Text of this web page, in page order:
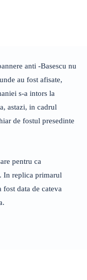
anti -Basescu nu
au fost afisate,
s-a intors la
astazi, in cadrul
de fostul presedinte
pentru ca
In replica primarul
fost data de cateva